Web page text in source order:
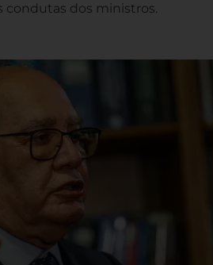
condutas dos ministros.